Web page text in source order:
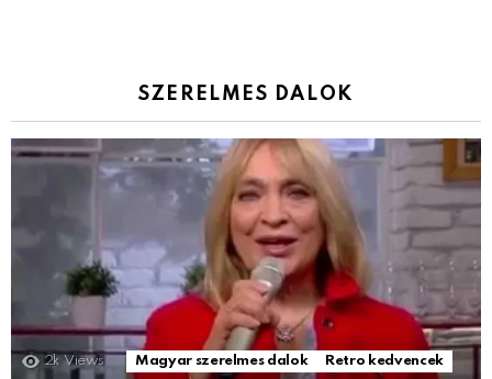
SZERELMES DALOK
2k Views Magyar szerelmes dalok Retro kedvencek